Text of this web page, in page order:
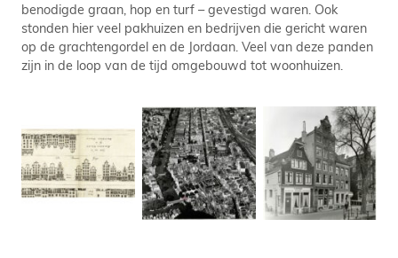
benodigde graan, hop en turf – gevestigd waren. Ook
stonden hier veel pakhuizen en bedrijven die gericht waren
op de grachtengordel en de Jordaan. Veel van deze panden
zijn in de loop van de tijd omgebouwd tot woonhuizen.